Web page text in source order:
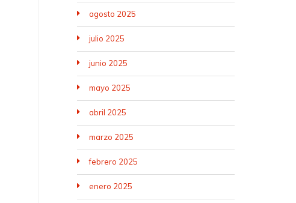
agosto 2025
julio 2025
junio 2025
mayo 2025
abril 2025
marzo 2025
febrero 2025
enero 2025